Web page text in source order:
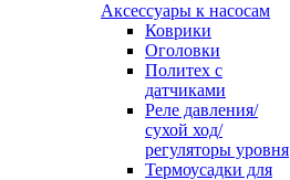
Аксессуары к насосам
Коврики
Оголовки
Политех с
датчиками
Реле давления/
сухой ход/
регуляторы уровня
Термоусадки для